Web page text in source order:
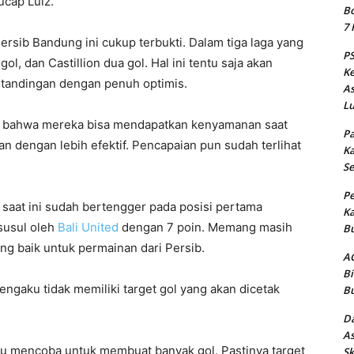
Bandung ini cukup terbukti. Dalam tiga laga yang
dan Castillion dua gol. Hal ini tentu saja akan
dengan penuh optimis.
mereka bisa mendapatkan kenyamanan saat
dengan lebih efektif. Pencapaian pun sudah terlihat
ini sudah bertengger pada posisi pertama
oleh Bali United dengan 7 poin. Memang masih
baik untuk permainan dari Persib.
tidak memiliki target gol yang akan dicetak
mencoba untuk membuat banyak gol. Pastinya target
7